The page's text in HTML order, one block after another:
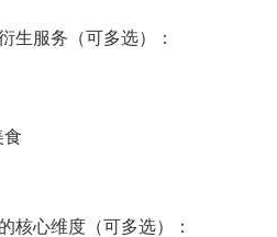
生服务（可多选）：
食
核心维度（可多选）：